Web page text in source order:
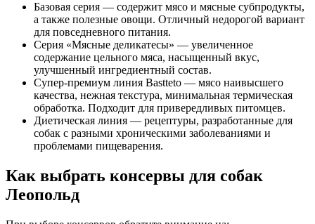
Базовая серия — содержит мясо и мясные субпродукты,
а также полезные овощи. Отличный недорогой вариант
для повседневного питания.
Серия «Мясные деликатесы» — увеличенное
содержание цельного мяса, насыщенный вкус,
улучшенный ингредиентный состав.
Супер-премиум линия Bastteto — мясо наивысшего
качества, нежная текстура, минимальная термическая
обработка. Подходит для привередливых питомцев.
Диетическая линия — рецептуры, разработанные для
собак с разными хроническими заболеваниями и
проблемами пищеварения.
Как выбрать консервы для собак
Леопольд